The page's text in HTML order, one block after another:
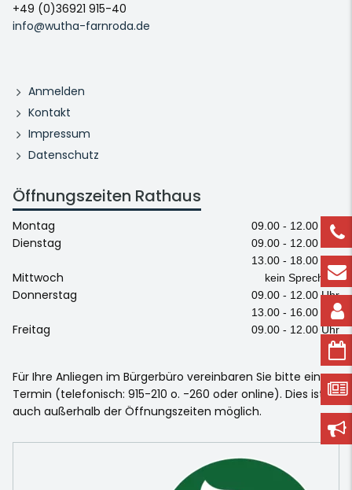
+49 (0)36921 915-40
info@wutha-farnroda.de
Anmelden
Kontakt
Impressum
Datenschutz
Öffnungszeiten Rathaus
Montag 09.00 - 12.00 Uhr
Dienstag
09.00 - 12.00 Uhr
13.00 - 18.00 Uhr
Mittwoch kein Sprechtag
Donnerstag
09.00 - 12.00 Uhr
13.00 - 16.00 Uhr
Freitag 09.00 - 12.00 Uhr
Für Ihre Anliegen im Bürgerbüro vereinbaren Sie bitte einen
Termin (telefonisch: 915-210 o. -260 oder online). Dies ist
auch außerhalb der Öffnungszeiten möglich.